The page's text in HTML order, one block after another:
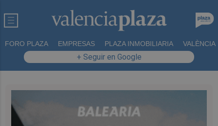
FORO PLAZA EMPRESAS PLAZA INMOBILIARIA VALÈNCIA
+ Seguir en Google